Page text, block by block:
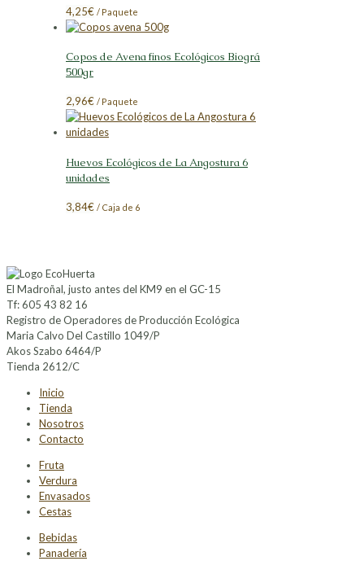
4,25€ / Paquete
Copos de Avena finos Ecológicos Biográ
500gr
2,96€ / Paquete
Huevos Ecológicos de La Angostura 6
unidades
3,84€ / Caja de 6
El Madroñal, justo antes del KM9 en el GC-15
Tf: 605 43 82 16
Registro de Operadores de Producción Ecológica
Maria Calvo Del Castillo 1049/P
Akos Szabo 6464/P
Tienda 2612/C
Inicio
Tienda
Nosotros
Contacto
Fruta
Verdura
Envasados
Cestas
Bebidas
Panadería